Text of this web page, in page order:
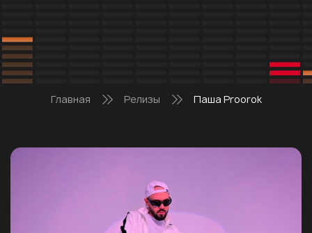
Главная Релизы Паша Proorok